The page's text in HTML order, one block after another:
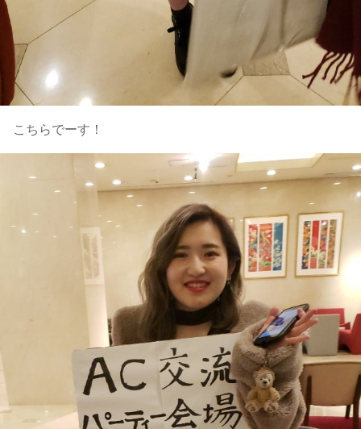
こちらでーす！